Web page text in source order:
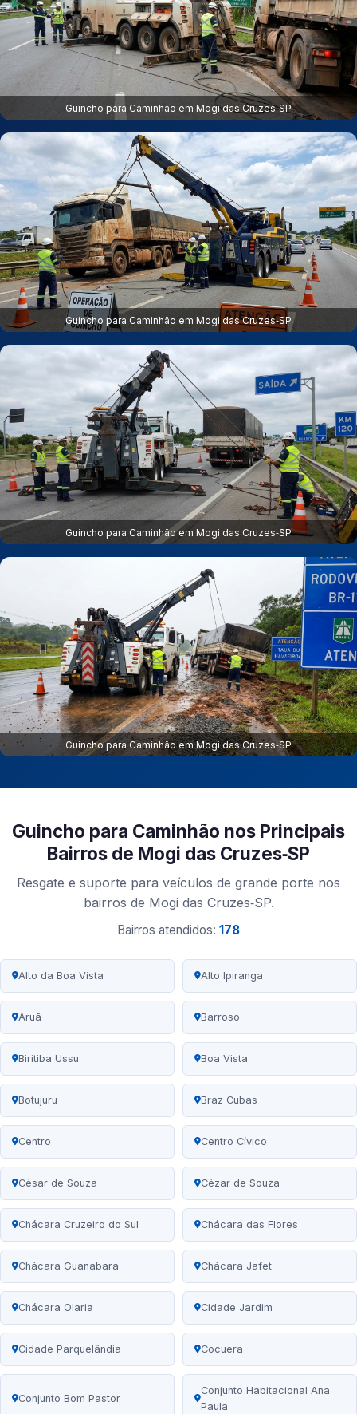
Guincho para Caminhão em Mogi das Cruzes‑SP
Guincho para Caminhão em Mogi das Cruzes‑SP
Guincho para Caminhão em Mogi das Cruzes‑SP
Guincho para Caminhão em Mogi das Cruzes‑SP
Guincho para Caminhão nos Principais
Bairros de Mogi das Cruzes‑SP
Resgate e suporte para veículos de grande porte nos
bairros de Mogi das Cruzes‑SP.
Bairros atendidos: 178
Alto da Boa Vista Alto Ipiranga
Aruã Barroso
Biritiba Ussu Boa Vista
Botujuru Braz Cubas
Centro Centro Cívico
César de Souza Cézar de Souza
Chácara Cruzeiro do Sul Chácara das Flores
Chácara Guanabara Chácara Jafet
Chácara Olaria Cidade Jardim
Cidade Parquelândia Cocuera
Conjunto Bom Pastor
Conjunto Habitacional Ana
Paula